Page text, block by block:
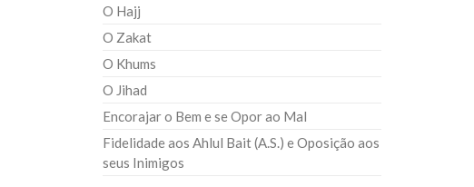
O Hajj
O Zakat
O Khums
O Jihad
Encorajar o Bem e se Opor ao Mal
Fidelidade aos Ahlul Bait (A.S.) e Oposição aos
seus Inimigos